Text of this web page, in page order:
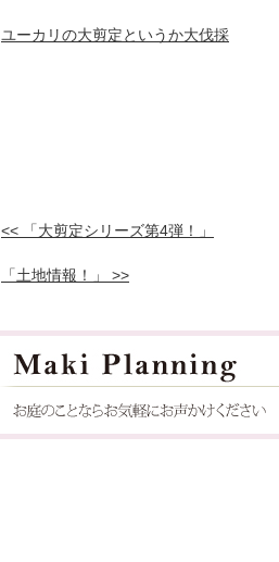
ユーカリの大剪定というか大伐採
<< 「大剪定シリーズ第4弾！」
「土地情報！」 >>